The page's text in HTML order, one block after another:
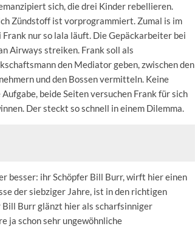
sich, die drei Kinder rebellieren.
Zündstoff ist vorprogrammiert. Zumal is im
Frank nur so lala läuft. Die Gepäckarbeiter bei
Airways streiken. Frank soll als
den Mediator geben, zwischen den
und den Bossen vermitteln. Keine
beide Seiten versuchen Frank für sich
Der steckt so schnell in einem Dilemma.
besser: ihr Schöpfer Bill Burr, wirft hier einen
der siebziger Jahre, ist in den richtigen
Bill Burr glänzt hier als scharfsinniger
ja schon sehr ungewöhnliche